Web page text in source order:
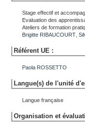
Stage effectif et
Evaluation des
Ateliers de formation
Brigitte RIBAUCOURT
Référent UE :
Paola ROSSETTO
Langue(s) de l'unité
Langue française
Organisation et